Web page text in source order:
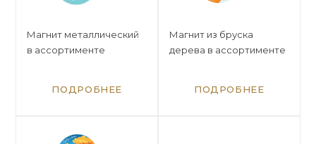
Магнит металлический
в ассортименте
ПОДРОБНЕЕ
Магнит из бруска
дерева в ассортименте
ПОДРОБНЕЕ